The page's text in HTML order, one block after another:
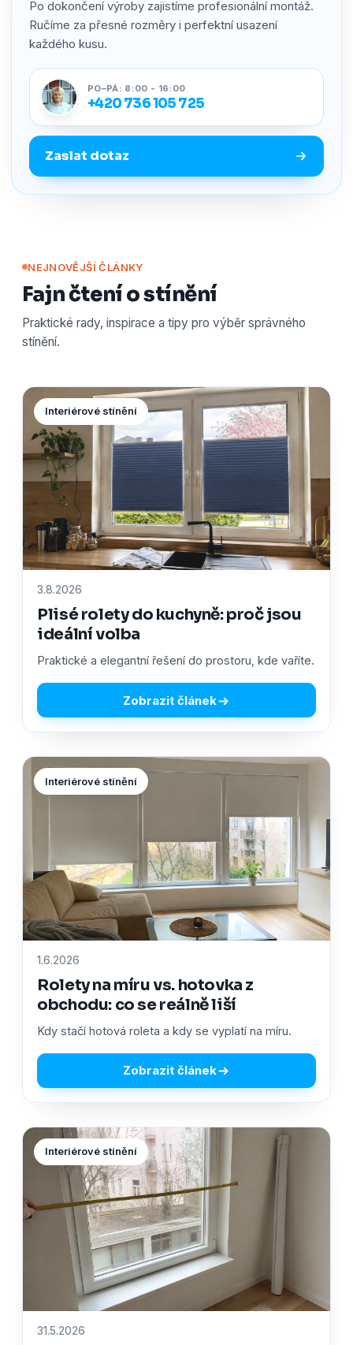
Po dokončení výroby zajistíme profesionální montáž.
Ručíme za přesné rozměry i perfektní usazení
každého kusu.
PO–PÁ: 8:00 - 16:00
+420 736 105 725
Zaslat dotaz
NEJNOVĚJŠÍ ČLÁNKY
Fajn čtení o stínění
Praktické rady, inspirace a tipy pro výběr správného
stínění.
Interiérové stínění
3.8.2026
Plisé rolety do kuchyně: proč jsou
ideální volba
Praktické a elegantní řešení do prostoru, kde vaříte.
Zobrazit článek
Interiérové stínění
1.6.2026
Rolety na míru vs. hotovka z
obchodu: co se reálně liší
Kdy stačí hotová roleta a kdy se vyplatí na míru.
Zobrazit článek
Interiérové stínění
31.5.2026